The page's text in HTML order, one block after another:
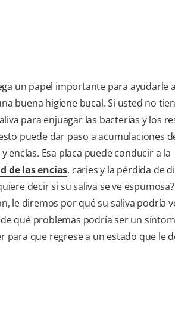
un papel importante para ayudarle a
buena higiene bucal. Si usted no
para enjuagar las bacterias y los
puede dar paso a acumulaciones
encías. Esa placa puede conducir a la
de las encías, caries y la pérdida de
decir si su saliva se ve
le diremos por qué su saliva podría
qué problemas podría ser un
para que regrese a un estado que le